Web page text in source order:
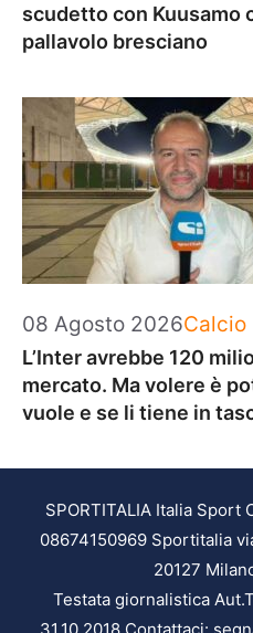
scudetto con Kuusamo
pallavolo bresciano
08 Agosto 2026Calcio
L’Inter avrebbe 120
mercato. Ma volere è
vuole e se li tiene in
SPORTITALIA Italia Sport
08674150969 Sportitalia
20127
Testata giornalistica